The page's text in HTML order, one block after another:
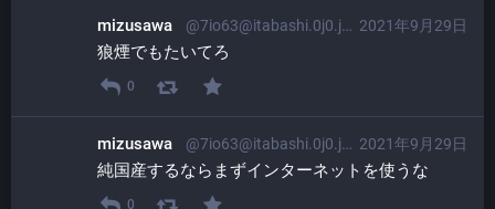
2021年9月29日
mizusawa @7io63@itabashi.0j0.jp
狼煙でもたいてろ
0
2021年9月29日
mizusawa @7io63@itabashi.0j0.jp
純国産するならまずインターネットを使うな
0